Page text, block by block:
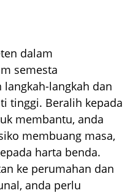
dalam
semesta
langkah-langkah dan
tinggi. Beralih kepada
membantu, anda
membuang masa,
harta benda.
ke perumahan dan
anda perlu